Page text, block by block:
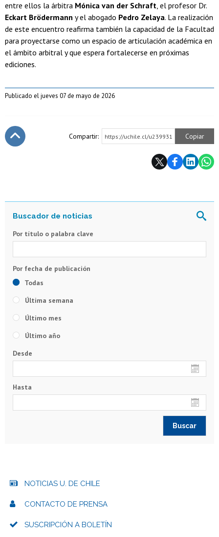
entre ellos la árbitra Mónica van der Schraft, el profesor Dr.
Eckart Brödermann y el abogado Pedro Zelaya. La realización
de este encuentro reafirma también la capacidad de la Facultad
para proyectarse como un espacio de articulación académica en
el ámbito arbitral y que espera fortalecerse en próximas
ediciones.
Publicado el jueves 07 de mayo de 2026
Compartir: https://uchile.cl/u239931 Copiar
Por título o palabra clave
Todas
Última semana
Último mes
Último año
Desde
Hasta
NOTICIAS U. DE CHILE
CONTACTO DE PRENSA
SUSCRIPCIÓN A BOLETÍN